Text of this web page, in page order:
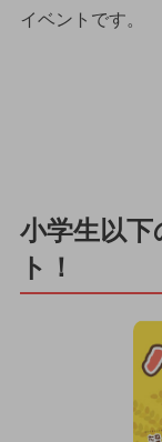
イベントです。
小学生以
ト！